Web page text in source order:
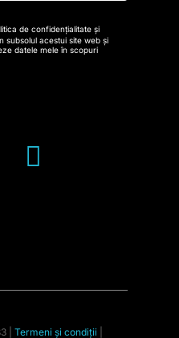
de confidențialitate și
subsolul acestui site web și
datele mele în scopuri
|Termeni și condiții